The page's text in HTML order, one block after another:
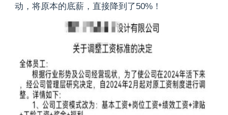
动，将原本的底薪，直接降到了50%！